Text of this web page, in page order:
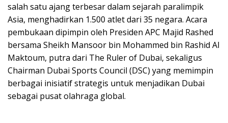
salah satu ajang terbesar dalam sejarah paralimpik
Asia, menghadirkan 1.500 atlet dari 35 negara. Acara
pembukaan dipimpin oleh Presiden APC Majid Rashed
bersama Sheikh Mansoor bin Mohammed bin Rashid Al
Maktoum, putra dari The Ruler of Dubai, sekaligus
Chairman Dubai Sports Council (DSC) yang memimpin
berbagai inisiatif strategis untuk menjadikan Dubai
sebagai pusat olahraga global.